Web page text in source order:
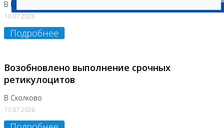
В Бутово
13.07.2026
Подробнее
Возобновлено выполнение срочных
ретикулоцитов
В Сколково
13.07.2026